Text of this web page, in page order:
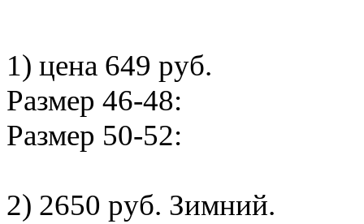
1) цена 649 руб.
Размер 46-48:
Размер 50-52:
2) 2650 руб. Зимний.